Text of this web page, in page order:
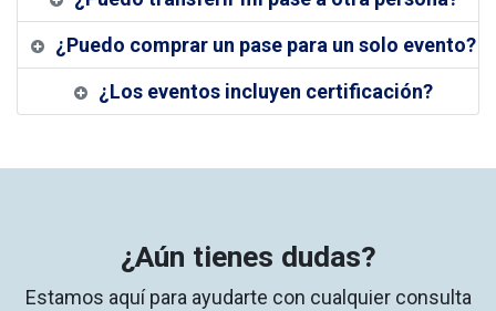
¿Puedo comprar un pase para un solo evento?
¿Los eventos incluyen certificación?
¿Aún tienes dudas?
Estamos aquí para ayudarte con cualquier consulta